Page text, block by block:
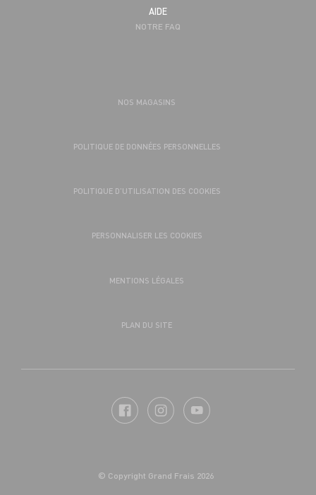
AIDE
NOTRE FAQ
NOS MAGASINS
POLITIQUE DE DONNÉES PERSONNELLES
POLITIQUE D’UTILISATION DES COOKIES
PERSONNALISER LES COOKIES
MENTIONS LÉGALES
PLAN DU SITE
© Copyright Grand Frais 2026